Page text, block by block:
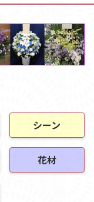
シーン
花材